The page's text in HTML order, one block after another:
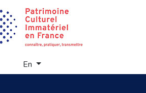
En